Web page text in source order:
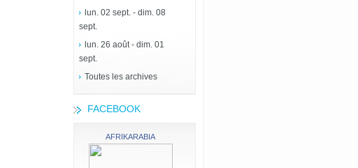
lun. 02 sept. - dim. 08
sept.
lun. 26 août - dim. 01
sept.
Toutes les archives
FACEBOOK
AFRIKARABIA